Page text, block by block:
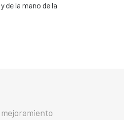
de la mano de la